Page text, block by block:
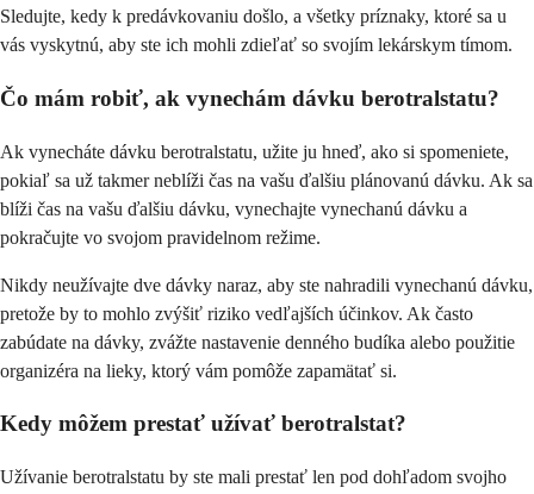
Sledujte, kedy k predávkovaniu došlo, a všetky príznaky, ktoré sa u
vás vyskytnú, aby ste ich mohli zdieľať so svojím lekárskym tímom.
Čo mám robiť, ak vynechám dávku berotralstatu?
Ak vynecháte dávku berotralstatu, užite ju hneď, ako si spomeniete,
pokiaľ sa už takmer neblíži čas na vašu ďalšiu plánovanú dávku. Ak sa
blíži čas na vašu ďalšiu dávku, vynechajte vynechanú dávku a
pokračujte vo svojom pravidelnom režime.
Nikdy neužívajte dve dávky naraz, aby ste nahradili vynechanú dávku,
pretože by to mohlo zvýšiť riziko vedľajších účinkov. Ak často
zabúdate na dávky, zvážte nastavenie denného budíka alebo použitie
organizéra na lieky, ktorý vám pomôže zapamätať si.
Kedy môžem prestať užívať berotralstat?
Užívanie berotralstatu by ste mali prestať len pod dohľadom svojho